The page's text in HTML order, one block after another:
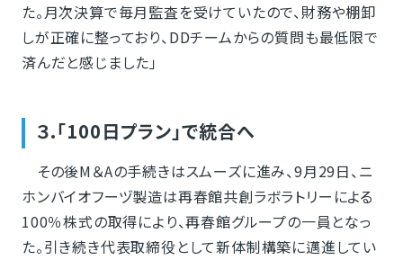
た。月次決算で毎月監査を受けていたので、財務や棚卸
しが正確に整っており、DDチームからの質問も最低限で
済んだと感じました」
３.「100日プラン」で統合へ
その後M＆Aの手続きはスムーズに進み、9月29日、ニ
ホンバイオフーヅ製造は再春館共創ラボラトリーによる
100％株式の取得により、再春館グループの一員となっ
た。引き続き代表取締役として新体制構築に邁進してい